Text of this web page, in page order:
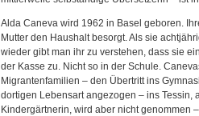
Alda Caneva wird 1962 in Basel geboren.
Mutter den Haushalt besorgt. Als sie
wieder gibt man ihr zu verstehen, dass sie
der Kasse zu. Nicht so in der Schule.
Migrantenfamilien – den Übertritt ins
dortigen Lebensart angezogen – ins Tessin,
Kindergärtnerin, wird aber nicht genommen